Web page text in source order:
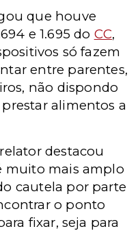
que houve
e 1.695 do CC,
só fazem
entre parentes,
não dispondo
alimentos a
destacou
muito mais amplo
cautela por parte
o ponto
fixar, seja para